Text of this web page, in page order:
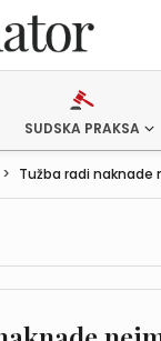
SUDSKA PRAKSA
> Tužba radi naknade